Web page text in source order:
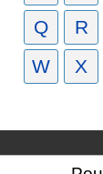
Q
R
W
X